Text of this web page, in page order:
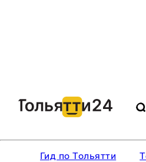
Гид по Тольятти